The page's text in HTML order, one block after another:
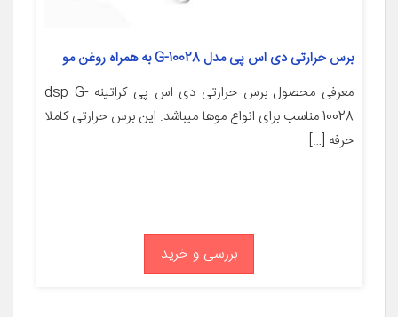
برس حرارتی دی اس پی مدل G-10028 به همراه روغن مو
معرفی محصول برس حرارتی دی اس پی کراتینه dsp G-
10028 مناسب برای انواع موها میباشد. این برس حرارتی کاملا
حرفه […]
بررسی و خرید